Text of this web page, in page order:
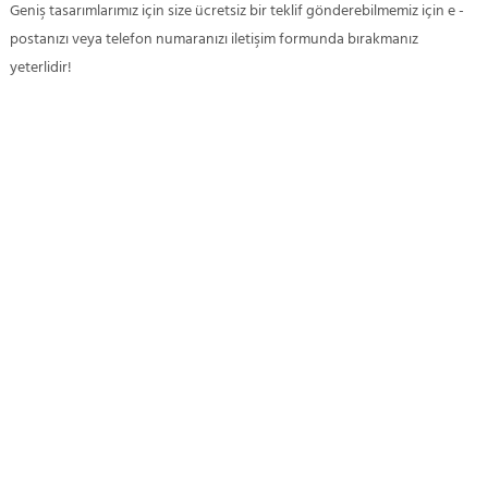
Geniş tasarımlarımız için size ücretsiz bir teklif gönderebilmemiz için e -
postanızı veya telefon numaranızı iletişim formunda bırakmanız
yeterlidir!